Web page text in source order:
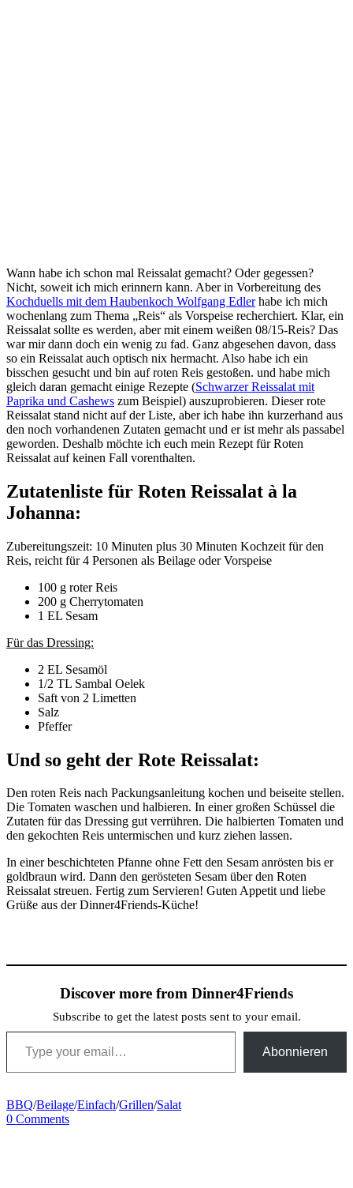
Wann habe ich schon mal Reissalat gemacht? Oder gegessen?
Nicht, soweit ich mich erinnern kann. Aber in Vorbereitung des
Kochduells mit dem Haubenkoch Wolfgang Edlerhabe ich mich
wochenlang zum Thema „Reis“ als Vorspeise recherchiert. Klar, ein
Reissalat sollte es werden, aber mit einem weißen 08/15-Reis? Das
war mir dann doch ein wenig zu fad. Ganz abgesehen davon, dass
so ein Reissalat auch optisch nix hermacht. Also habe ich ein
bisschen gesucht und bin auf roten Reis gestoßen. und habe mich
gleich daran gemacht einige Rezepte (Schwarzer Reissalat mit
Paprika und Cashews zum Beispiel) auszuprobieren. Dieser rote
Reissalat stand nicht auf der Liste, aber ich habe ihn kurzerhand aus
den noch vorhandenen Zutaten gemacht und er ist mehr als passabel
geworden. Deshalb möchte ich euch mein Rezept für Roten
Reissalat auf keinen Fall vorenthalten.
Zutatenliste für Roten Reissalat à la
Johanna:
Zubereitungszeit: 10 Minuten plus 30 Minuten Kochzeit für den
Reis, reicht für 4 Personen als Beilage oder Vorspeise
100 g roter Reis
200 g Cherrytomaten
1 EL Sesam
Für das Dressing:
2 EL Sesamöl
1/2 TL Sambal Oelek
Saft von 2 Limetten
Salz
Pfeffer
Und so geht der Rote Reissalat:
Den roten Reis nach Packungsanleitung kochen und beiseite stellen.
Die Tomaten waschen und halbieren. In einer großen Schüssel die
Zutaten für das Dressing gut verrühren. Die halbierten Tomaten und
den gekochten Reis untermischen und kurz ziehen lassen.
In einer beschichteten Pfanne ohne Fett den Sesam anrösten bis er
goldbraun wird. Dann den gerösteten Sesam über den Roten
Reissalat streuen. Fertig zum Servieren! Guten Appetit und liebe
Grüße aus der Dinner4Friends-Küche!
Discover more from Dinner4Friends
Subscribe to get the latest posts sent to your email.
Type your email…
Abonnieren
BBQ/Beilage/Einfach/Grillen/Salat
0 Comments